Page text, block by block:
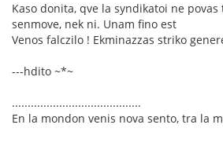
Kaso donita, qve la syndikatoi ne
senmove, nek ni. Unam fino est
Venos falczilo ! Ekminazzas striko
---hdito ~*~
.........................................
En la mondon venis nova sento, tra la